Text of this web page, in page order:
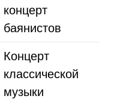
концерт
баянистов
Концерт
классической
музыки